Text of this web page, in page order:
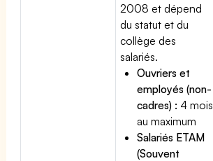
2008 et dépend
du statut et du
collège des
salariés.
Ouvriers et
employés (non-
cadres) : 4 mois
au maximum
Salariés ETAM
(Souvent